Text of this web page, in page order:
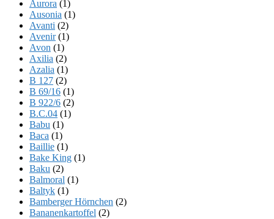
Aurora (1)
Ausonia (1)
Avanti (2)
Avenir(1)
Avon (1)
Axilia (2)
Azalia (1)
B 127 (2)
B 69/16 (1)
B 922/6 (2)
B.C.04 (1)
Babu (1)
Baca (1)
Baillie (1)
Bake King (1)
Baku (2)
Balmoral (1)
Baltyk (1)
Bamberger Hörnchen (2)
Bananenkartoffel (2)